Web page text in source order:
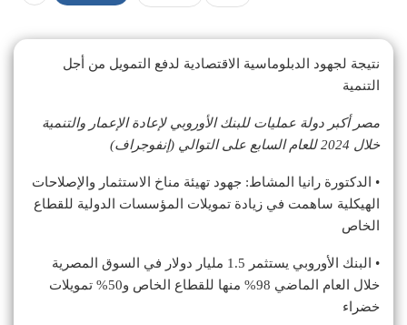
نتيجة لجهود الدبلوماسية الاقتصادية لدفع التمويل من أجل
التنمية
مصر أكبر دولة عمليات للبنك الأوروبي لإعادة الإعمار والتنمية
خلال 2024 للعام السابع على التوالي (إنفوجراف)
• الدكتورة رانيا المشاط: جهود تهيئة مناخ الاستثمار والإصلاحات
الهيكلية ساهمت في زيادة تمويلات المؤسسات الدولية للقطاع
الخاص
• البنك الأوروبي يستثمر 1.5 مليار دولار في السوق المصرية
خلال العام الماضي 98% منها للقطاع الخاص و50% تمويلات
خضراء